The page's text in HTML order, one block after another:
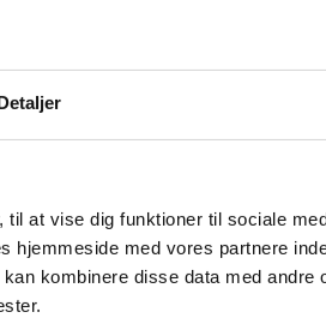
at vise dig funktioner til sociale
med vores partnere
kombinere disse data med andre